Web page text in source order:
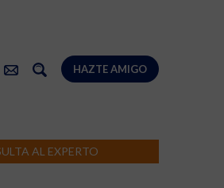
HAZTE AMIGO
AL EXPERTO